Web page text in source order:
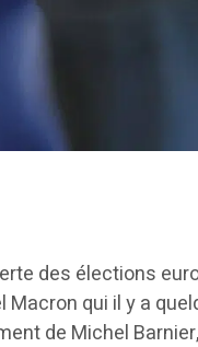
des élections
Macron qui il y a
de Michel